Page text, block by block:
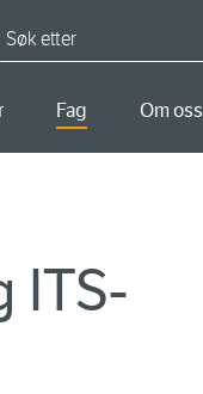
Fag Om oss
ITS-